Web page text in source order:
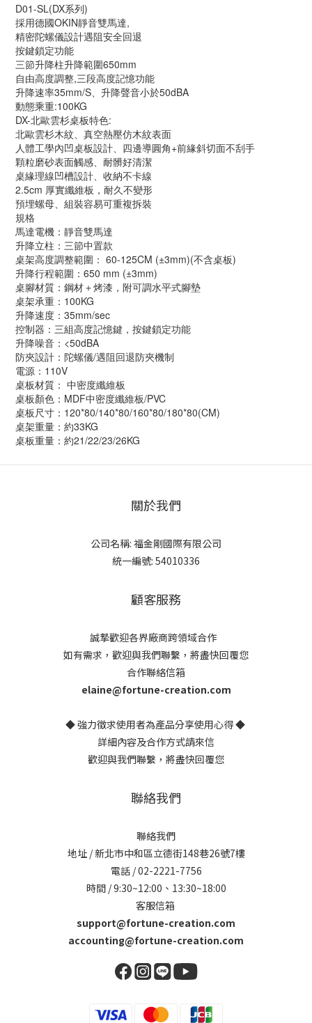
D01-SL(DX系列)
採用德國OKIN靜音雙馬達,
精密陀螺儀設計遇阻安全回退
按鍵鎖定功能
三節升降柱升降範圍650mm
自由高度調整,三段高度記憶功能
升降速率35mm/S、升降聲音小於50dBA
動態乘重:100KG
DX-北歐雲杉桌板特色:
北歐雲杉木紋、真空熱壓仿木紋表面
人體工學內凹桌板設計、四邊導圓角+前緣斜切面不刮手
顆粒磨砂表面觸感、耐髒好清潔
桌緣理線凹槽設計、收納不卡線
2.5cm 厚實纖維板，耐久不變形
預埋螺母、組裝容易可重複拆裝
規格
馬達電機：靜音雙馬達
升降立柱：三節中置款
桌架高度調整範圍： 60-125CM (±3mm)(不含桌板)
升降行程範圍：650 mm (±3mm)
桌腳材質：鋼材＋烤漆，附可調水平式腳墊
桌架承重：100KG
升降速度：35mm/sec
控制器：三組高度記憶鍵，按鍵鎖定功能
升降噪音：<50dBA
防夾設計：陀螺儀/遇阻回退防夾機制
電源：110V
桌板材質： 中密度纖維板
桌板顏色：MDF中密度纖維板/PVC
桌板尺寸：120*80/140*80/160*80/180*80(CM)
桌架重量：約33KG
桌板重量：約21/22/23/26KG
關於我們
公司名稱: 福金剛國際有限公司
統一編號: 54010336
顧客服務
誠摯歡迎各界廠商跨領域合作
如有需求，歡迎與我們聯繫，將盡快回覆您
合作聯絡信箱
elaine@fortune-creation.com
◆ 強力徵求使用者為產品分享使用心得 ◆
詳細內容及合作方式請來信
歡迎與我們聯繫，將盡快回覆您
聯絡我們
聯絡我們
地址 / 新北市中和區立德街148巷26號7樓
電話 / 02-2221-7756
時間 / 9:30~12:00、13:30~18:00
客服信箱
support@fortune-creation.com
accounting@fortune-creation.com